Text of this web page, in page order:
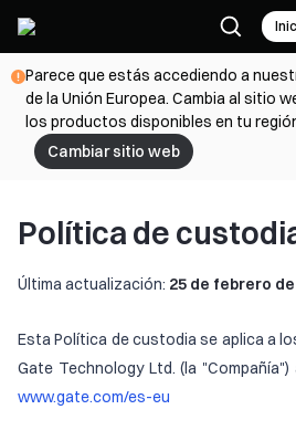
Parece que estás accediendo a
de la Unión Europea. Cambia al sitio
los productos disponibles en tu
Cambiar sitio web
Política de
Última actualización: 25 de febrero de
Esta Política de custodia se aplica a
Gate Technology Ltd. (la
www.gate.com/es-eu